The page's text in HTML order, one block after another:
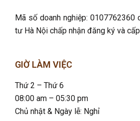
Mã số doanh nghiệp: 0107762360
tư Hà Nội chấp nhận đăng ký và
GIỜ LÀM VIỆC
Thứ 2 – Thứ 6
08:00 am – 05:30 pm
Chủ nhật & Ngày lễ: Nghỉ